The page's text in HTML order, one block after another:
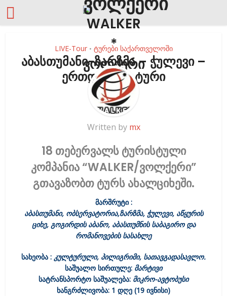
LIVE-Tour • ტურები საქართველოში
აბასთუმანი-ზარზმა – ჭულევი –
ერთდღიანი ტური
Written by mx
18 თებერვალს ტურისტული
კომპანია “WALKER/ვოლქერი”
გთავაზობთ ტურს ახალციხეში.
მარშრუტი :
აბასთუმანი, ობსერვატორია,ზარზმა, ჭულევი, აწყურის
ციხე, გოგირდის აბანო, აბასთუმნის საბაგირო და
რომანოვების სასახლე
სახეობა : კულტურული, პილიგრიმი, სათავგადასავლო.
საშუალო სირთულე: მარტივი
სატრანსპორტო საშუალება: მიკრო-ავტობუსი
ხანგრძლივობა: 1 დღე (19 ივნისი)